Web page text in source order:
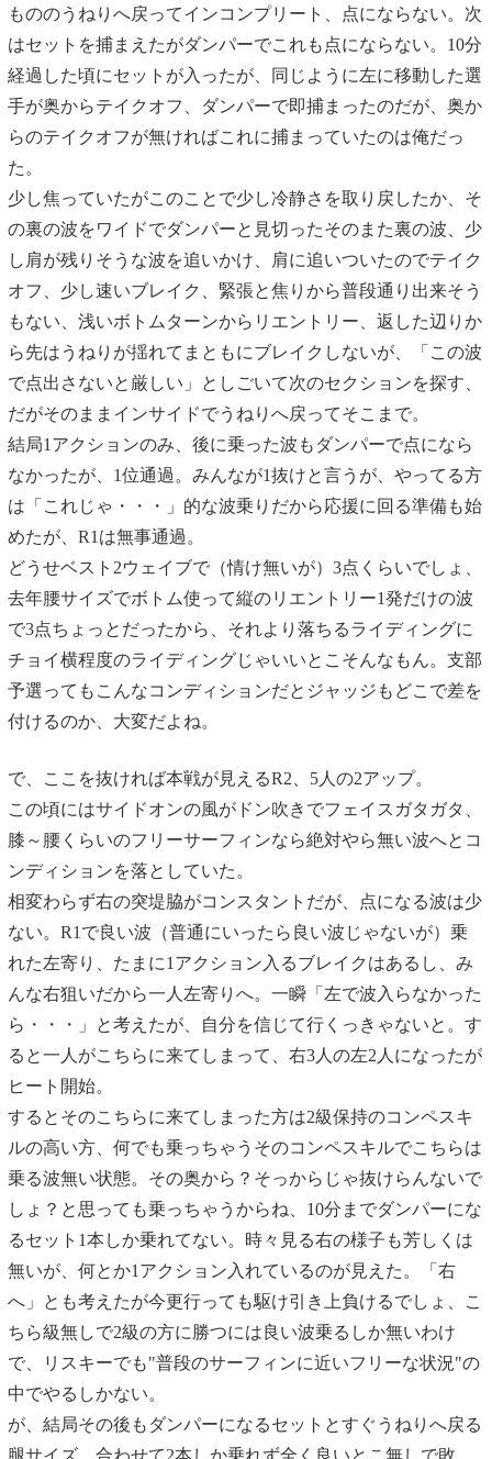
もののうねりへ戻ってインコンプリート、点にならない。次
はセットを捕まえたがダンパーでこれも点にならない。10分
経過した頃にセットが入ったが、同じように左に移動した選
手が奥からテイクオフ、ダンパーで即捕まったのだが、奥か
らのテイクオフが無ければこれに捕まっていたのは俺だっ
た。
少し焦っていたがこのことで少し冷静さを取り戻したか、そ
の裏の波をワイドでダンパーと見切ったそのまた裏の波、少
し肩が残りそうな波を追いかけ、肩に追いついたのでテイク
オフ、少し速いブレイク、緊張と焦りから普段通り出来そう
もない、浅いボトムターンからリエントリー、返した辺りか
ら先はうねりが揺れてまともにブレイクしないが、「この波
で点出さないと厳しい」としごいて次のセクションを探す、
だがそのままインサイドでうねりへ戻ってそこまで。
結局1アクションのみ、後に乗った波もダンパーで点になら
なかったが、1位通過。みんなが1抜けと言うが、やってる方
は「これじゃ・・・」的な波乗りだから応援に回る準備も始
めたが、R1は無事通過。
どうせベスト2ウェイブで（情け無いが）3点くらいでしょ、
去年腰サイズでボトム使って縦のリエントリー1発だけの波
で3点ちょっとだったから、それより落ちるライディングに
チョイ横程度のライディングじゃいいとこそんなもん。支部
予選ってもこんなコンディションだとジャッジもどこで差を
付けるのか、大変だよね。
で、ここを抜ければ本戦が見えるR2、5人の2アップ。
この頃にはサイドオンの風がドン吹きでフェイスガタガタ、
膝～腰くらいのフリーサーフィンなら絶対やら無い波へとコ
ンディションを落としていた。
相変わらず右の突堤脇がコンスタントだが、点になる波は少
ない。R1で良い波（普通にいったら良い波じゃないが）乗
れた左寄り、たまに1アクション入るブレイクはあるし、み
んな右狙いだから一人左寄りへ。一瞬「左で波入らなかった
ら・・・」と考えたが、自分を信じて行くっきゃないと。す
ると一人がこちらに来てしまって、右3人の左2人になったが
ヒート開始。
するとそのこちらに来てしまった方は2級保持のコンペスキ
ルの高い方、何でも乗っちゃうそのコンペスキルでこちらは
乗る波無い状態。その奥から？そっからじゃ抜けらんないで
しょ？と思っても乗っちゃうからね、10分までダンパーにな
るセット1本しか乗れてない。時々見る右の様子も芳しくは
無いが、何とか1アクション入れているのが見えた。「右
へ」とも考えたが今更行っても駆け引き上負けるでしょ、こ
ちら級無しで2級の方に勝つには良い波乗るしか無いわけ
で、リスキーでも"普段のサーフィンに近いフリーな状況"の
中でやるしかない。
が、結局その後もダンパーになるセットとすぐうねりへ戻る
腿サイズ、合わせて2本しか乗れず全く良いとこ無しで敗